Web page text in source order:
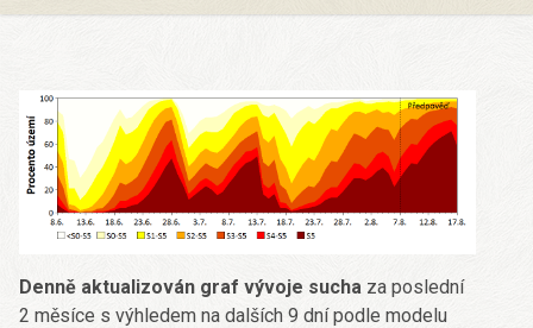
Denně aktualizován graf vývoje sucha za poslední
2 měsíce s výhledem na dalších 9 dní podle modelu